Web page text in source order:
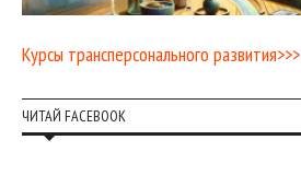
Курсы трансперсонального развития>>>
ЧИТАЙ FACEBOOK